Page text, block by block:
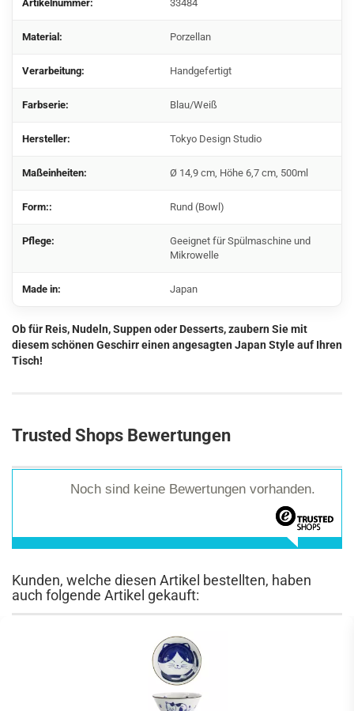
Artikelnummer: 33484
Material: Porzellan
Verarbeitung: Handgefertigt
Farbserie: Blau/Weiß
Hersteller: Tokyo Design Studio
Maßeinheiten: Ø 14,9 cm, Höhe 6,7 cm, 500ml
Form:: Rund (Bowl)
Pflege:
Geeignet für Spülmaschine und
Mikrowelle
Made in: Japan
Ob für Reis, Nudeln, Suppen oder Desserts, zaubern Sie mit
diesem schönen Geschirr einen angesagten Japan Style auf Ihren
Tisch!
Trusted Shops Bewertungen
Noch sind keine Bewertungen vorhanden.
Kunden, welche diesen Artikel bestellten, haben
auch folgende Artikel gekauft: